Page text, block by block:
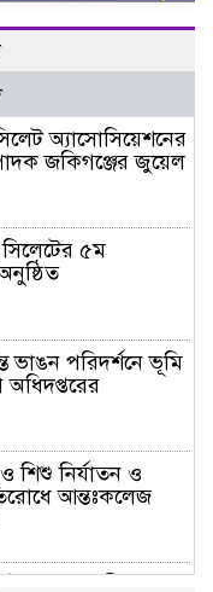
অ্যাসোসিয়েশনের
জকিগঞ্জের জুয়েল
৫ম
অনুষ্ঠিত
ভাঙন পরিদর্শনে ভূমি
শিশু নির্যাতন ও
আন্তঃকলেজ